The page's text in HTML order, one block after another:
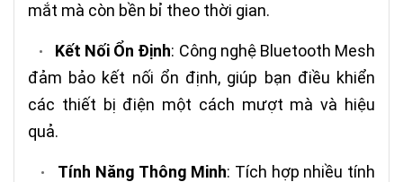
mắt mà còn bền bỉ theo thời gian.
• Kết Nối Ổn Định: Công nghệ Bluetooth Mesh
đảm bảo kết nối ổn định, giúp bạn điều khiển
các thiết bị điện một cách mượt mà và hiệu
quả.
• Tính Năng Thông Minh: Tích hợp nhiều tính